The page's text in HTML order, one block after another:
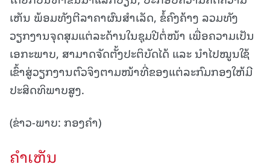
ເຫັນ ພ້ອມທັງຕີລາຄາຜົນສຳເລັດ, ຂໍ້ຄົງຄ້າງ ລວມທັງ
ວຽກງານຈຸດສຸມແຕ່ລະດ້ານໃນຊຸມປີຕໍ່ໜ້າ ເພື່ອຄວາມເປັນ
ເອກະພາບ, ສາມາດຈັດຕັ້ງປະຕິບັດໄດ້ ແລະ ນໍາໄປໝູນໃຊ້
ເຂົ້າສູ່ວຽກງານຕົວຈິງຕາມໜ້າທີ່ຂອງແຕ່ລະກົມກອງໃຫ້ມີ
ປະສິດທິພາບສູງ.
(ຂ່າວ-ພາບ: ກອງຄໍາ)
ຄໍາເຫັນ